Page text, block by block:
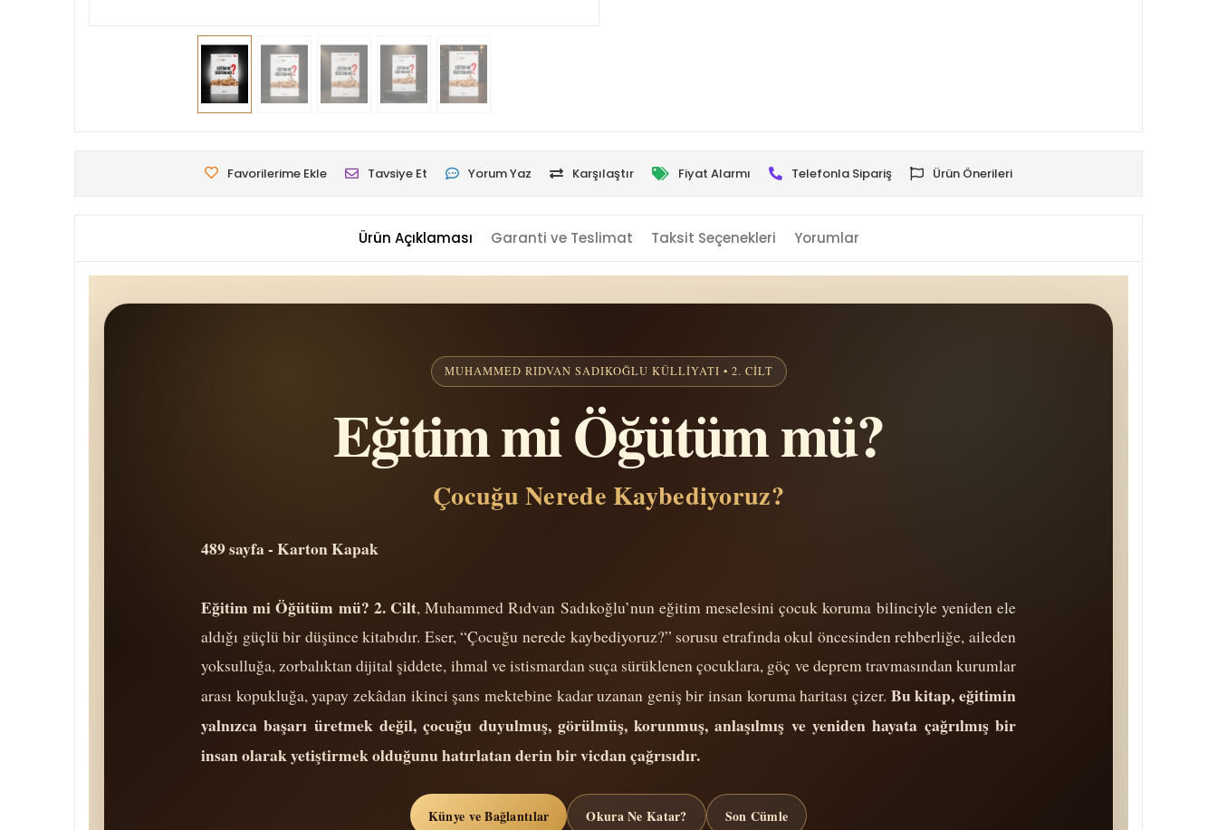
Favorilerime Ekle Tavsiye Et Yorum Yaz Karşılaştır Fiyat Alarmı Telefonla Sipariş Ürün Önerileri
Ürün Açıklaması Garanti ve Teslimat Taksit Seçenekleri Yorumlar
MUHAMMED RIDVAN SADIKOĞLU KÜLLIYATI • 2. CILT
Eğitim mi Öğütüm mü?
Çocuğu Nerede Kaybediyoruz?
489 sayfa - Karton Kapak
Eğitim mi Öğütüm mü? 2. Cilt, Muhammed Rıdvan Sadıkoğlu’nun eğitim meselesini çocuk koruma bilinciyle yeniden ele
aldığı güçlü bir düşünce kitabıdır. Eser, “Çocuğu nerede kaybediyoruz?” sorusu etrafında okul öncesinden rehberliğe, aileden
yoksulluğa, zorbalıktan dijital şiddete, ihmal ve istismardan suça sürüklenen çocuklara, göç ve deprem travmasından kurumlar
arası kopukluğa, yapay zekâdan ikinci şans mektebine kadar uzanan geniş bir insan koruma haritası çizer. Bu kitap, eğitimin
yalnızca başarı üretmek değil, çocuğu duyulmuş, görülmüş, korunmuş, anlaşılmış ve yeniden hayata çağrılmış bir
insan olarak yetiştirmek olduğunu hatırlatan derin bir vicdan çağrısıdır.
Künye ve Bağlantılar Okura Ne Katar? Son Cümle